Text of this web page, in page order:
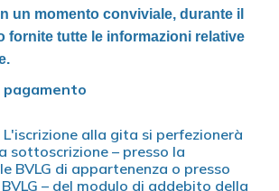
un momento conviviale, durante il
fornite tutte le informazioni relative
pagamento
L'iscrizione alla gita si perfezionerà
sottoscrizione – presso la
BVLG di appartenenza o presso
– del modulo di addebito della